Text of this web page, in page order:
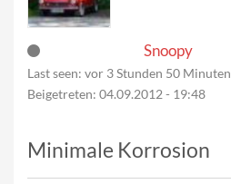
Snoopy
Last seen: vor 3 Stunden 50 Minuten
Beigetreten: 04.09.2012 - 19:48
Minimale Korrosion